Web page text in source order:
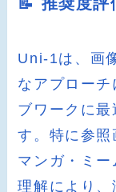
Uni-1は、画
なアプロー
ブワークに
す。特に参照
マンガ・ミ
理解により、